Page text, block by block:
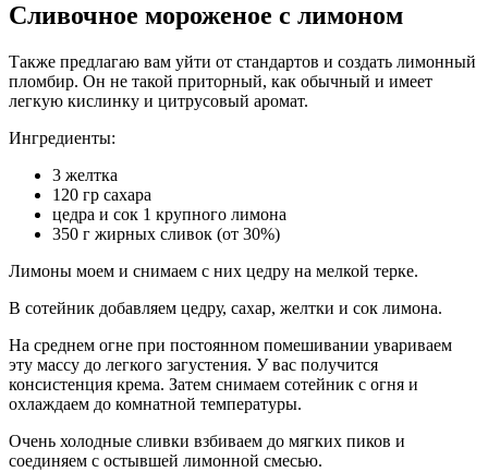
Сливочное мороженое с лимоном
Также предлагаю вам уйти от стандартов и создать лимонный
пломбир. Он не такой приторный, как обычный и имеет
легкую кислинку и цитрусовый аромат.
Ингредиенты:
3 желтка
120 гр сахара
цедра и сок 1 крупного лимона
350 г жирных сливок (от 30%)
Лимоны моем и снимаем с них цедру на мелкой терке.
В сотейник добавляем цедру, сахар, желтки и сок лимона.
На среднем огне при постоянном помешивании увариваем
эту массу до легкого загустения. У вас получится
консистенция крема. Затем снимаем сотейник с огня и
охлаждаем до комнатной температуры.
Очень холодные сливки взбиваем до мягких пиков и
соединяем с остывшей лимонной смесью.